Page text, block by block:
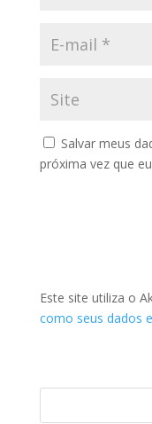
Salvar meus
próxima vez que
Este site utiliza o
como seus dados